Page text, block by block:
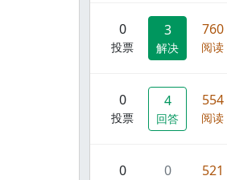
0
投票
3
解决
760
阅读
0
投票
4
回答
554
阅读
0 0 521